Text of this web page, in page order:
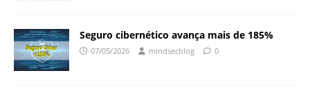
Seguro cibernético avança mais de 185%
07/05/2026 mindsecblog 0